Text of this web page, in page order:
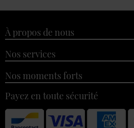
À propos de nous
Nos services
Nos moments forts
Payez en toute sécurité